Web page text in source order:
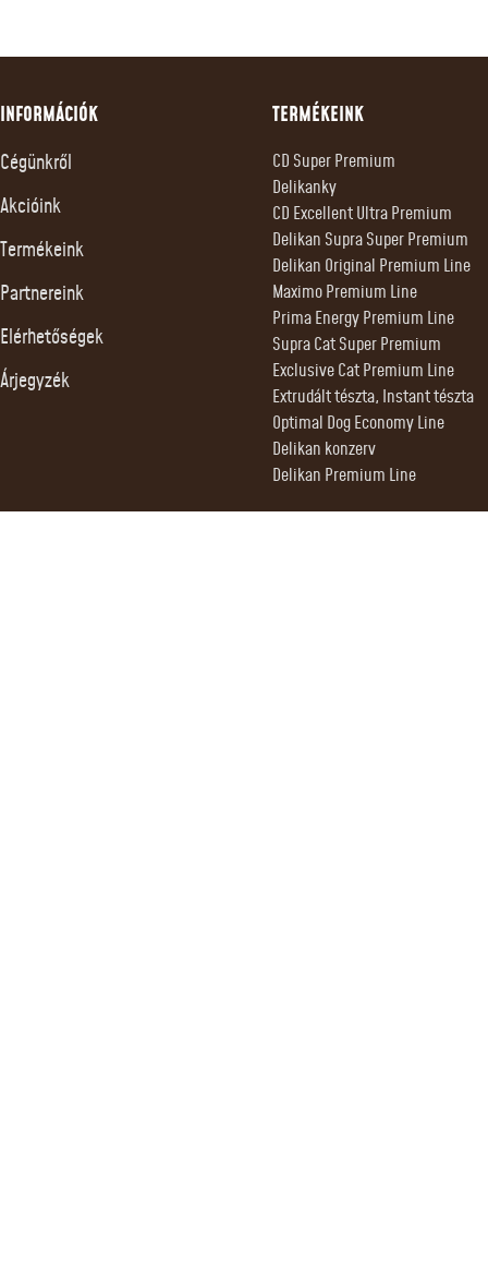
INFORMÁCIÓK
Cégünkről
Akcióink
Termékeink
Partnereink
Elérhetőségek
Árjegyzék
TERMÉKEINK
CD Super Premium
Delikanky
CD Excellent Ultra Premium
Delikan Supra Super Premium
Delikan Original Premium Line
Maximo Premium Line
Prima Energy Premium Line
Supra Cat Super Premium
Exclusive Cat Premium Line
Extrudált tészta, Instant tészta
Optimal Dog Economy Line
Delikan konzerv
Delikan Premium Line